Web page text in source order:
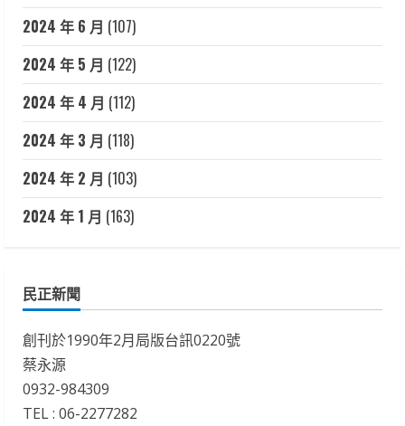
2024 年 6 月 (107)
2024 年 5 月 (122)
2024 年 4 月 (112)
2024 年 3 月 (118)
2024 年 2 月 (103)
2024 年 1 月 (163)
民正新聞
創刊於1990年2月局版台訊0220號
蔡永源
0932-984309
TEL : 06-2277282